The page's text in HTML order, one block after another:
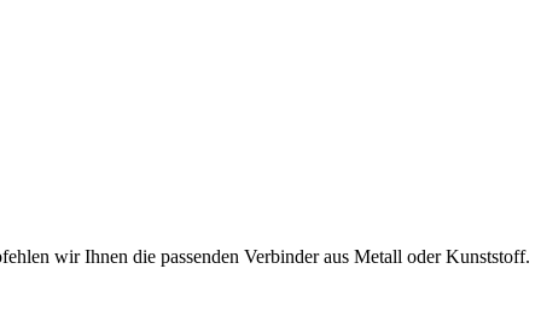
wir Ihnen die passenden Verbinder aus Metall oder Kunststoff.